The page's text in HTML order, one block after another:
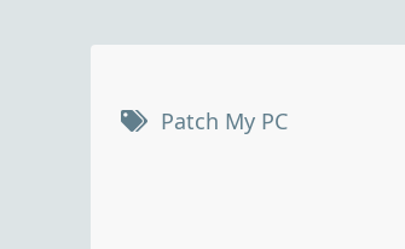
Patch My PC